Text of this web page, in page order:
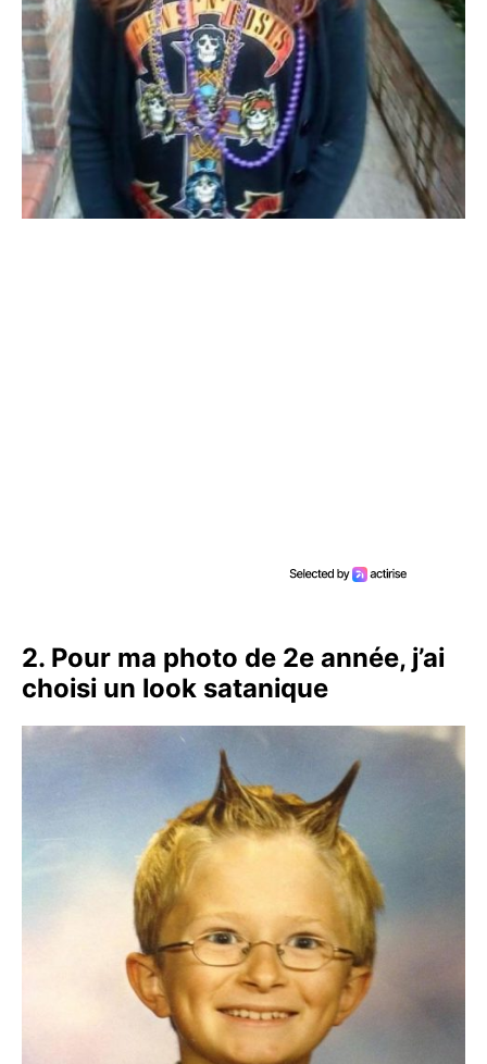
2. Pour ma photo de 2e année, j’ai
choisi un look satanique